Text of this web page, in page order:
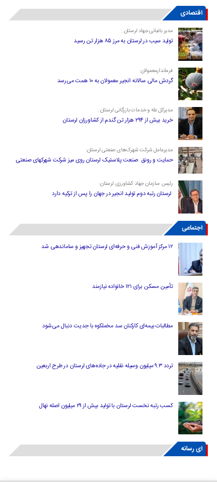
اقتصادی
مدیر باغبانی جهاد لرستان :
تولید سیب در لرستان به مرز ۸۵ هزار تن رسید
فرماندارمعمولان:
گردش مالی سالانه انجیر معمولان به ۱۰ همت می‌رسد
مدیرکل غله و خدمات بازرگانی لرستان :
خرید بیش از ۲۹۴ هزار تن گندم از کشاورزان لرستان
مدیرعامل شرکت شهرک‌های صنعتی لرستان:
حمایت و رونق صنعت پلاستیک لرستان روی میز شرکت شهرکهای صنعتی
رئیس سازمان جهاد کشاورزی لرستان:
لرستان رتبه دوم تولید انجیر در جهان را پس از ترکیه دارد
اجتماعی
۱۲ مرکز آموزش فنی و حرفه‌ای لرستان تجهیز و ساماندهی شد
تأمین مسکن برای ۱۲۱ خانواده نیازمند
مطالبات بیمه‌ای کارکنان سد مخملکوه با جدیت دنبال می‌شود
تردد ۹.۳ میلیون وسیله نقلیه در جاده‌های لرستان در طرح اربعین
کسب رتبه نخست لرستان با تولید بیش از ۲۹ میلیون اصله نهال
ای رسانه